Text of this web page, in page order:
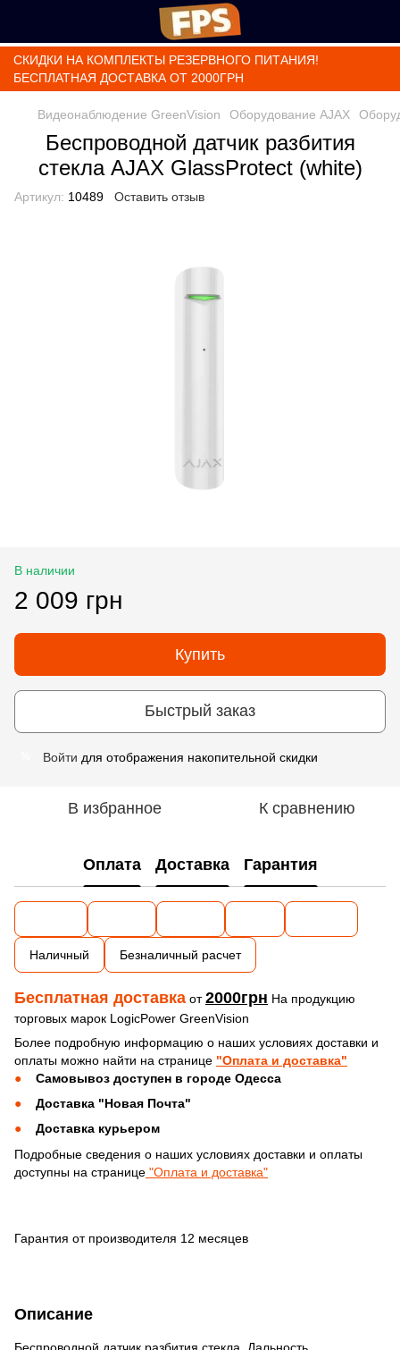
СКИДКИ НА КОМПЛЕКТЫ РЕЗЕРВНОГО ПИТАНИЯ!
БЕСПЛАТНАЯ ДОСТАВКА ОТ 2000ГРН
Видеонаблюдение GreenVision Оборудование AJAX
Беспроводной датчик разбития
стекла AJAX GlassProtect (white)
Артикул: 10489 Оставить отзыв
В наличии
2 009 грн
Купить
Быстрый заказ
Войти для отображения накопительной скидки
В избранное К сравнению
Описание
Беспроводной датчик разбития стекла. Дальность
Оплата Доставка Гарантия
Наличный Безналичный расчет
Бесплатная доставка от2000грн На продукцию
торговых марок LogicPower GreenVision
Более подробную информацию о наших условиях доставки и
оплаты можно найти на странице "Оплата и доставка"
Самовывоз доступен в городе Одесса
Доставка "Новая Почта"
Доставка курьером
Подробные сведения о наших условиях доставки и оплаты
доступны на странице "Оплата и доставка"
Гарантия от производителя 12 месяцев